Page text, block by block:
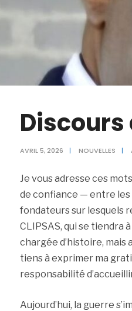
Discours
AVRIL 5, 2026 | NOUVELLES |
Je vous adresse ces
de confiance — entre les
fondateurs sur lesquels
CLIPSAS, qui se tiendra
chargée d’histoire, mais
tiens à exprimer ma
responsabilité
Aujourd’hui, la guerre